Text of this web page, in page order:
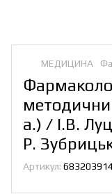
МЕДИЦИНА
а.) / І.В.
Р.
Артикул: 683203914